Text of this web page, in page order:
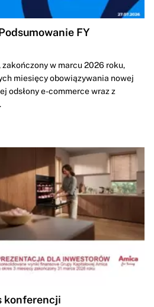
FY
w marcu 2026 roku,
miesięcy obowiązywania nowej
odsłony e-commerce wraz z
konferencji